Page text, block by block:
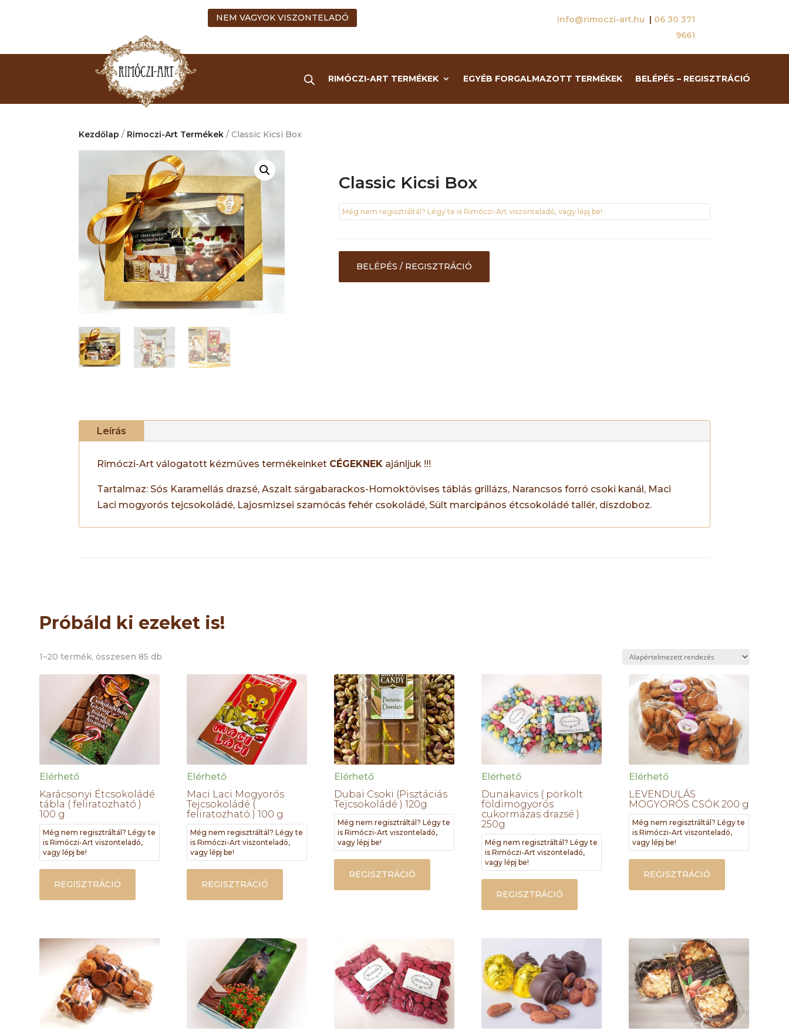
NEM VAGYOK VISZONTELADÓ info@rimoczi-art.hu | 06 30 371
9661
RIMÓCZI-ART TERMÉKEK EGYÉB FORGALMAZOTT TERMÉKEK BELÉPÉS – REGISZTRÁCIÓ
Kezdőlap / Rimoczi-Art Termékek / Classic Kicsi Box
Classic Kicsi Box
Még nem regisztráltál? Légy te is Rimóczi-Art viszonteladó, vagy lépj be!
BELÉPÉS / REGISZTRÁCIÓ
Leírás
Rimóczi-Art válogatott kézműves termékeinket CÉGEKNEK ajánljuk !!!
Tartalmaz: Sós Karamellás drazsé, Aszalt sárgabarackos-Homoktövises táblás grillázs, Narancsos forró csoki kanál, Maci
Laci mogyorós tejcsokoládé, Lajosmizsei szamócás fehér csokoládé, Sült marcipános étcsokoládé tallér, díszdoboz.
Próbáld ki ezeket is!
1–20 termék, összesen 85 db
Elérhető
Karácsonyi Étcsokoládé
tábla ( feliratozható )
100 g
Még nem regisztráltál? Légy te
is Rimóczi-Art viszonteladó,
vagy lépj be!
REGISZTRÁCIÓ
Elérhető
Maci Laci Mogyorós
Tejcsokoládé (
feliratozható ) 100 g
Még nem regisztráltál? Légy te
is Rimóczi-Art viszonteladó,
vagy lépj be!
REGISZTRÁCIÓ
Elérhető
Dubai Csoki (Pisztáciás
Tejcsokoládé ) 120g
Még nem regisztráltál? Légy te
is Rimóczi-Art viszonteladó,
vagy lépj be!
REGISZTRÁCIÓ
Elérhető
Dunakavics ( pörkölt
földimogyorós
cukormázas drazsé )
250g
Még nem regisztráltál? Légy te
is Rimóczi-Art viszonteladó,
vagy lépj be!
REGISZTRÁCIÓ
Elérhető
LEVENDULÁS
MOGYORÓS CSÓK 200 g
Még nem regisztráltál? Légy te
is Rimóczi-Art viszonteladó,
vagy lépj be!
REGISZTRÁCIÓ